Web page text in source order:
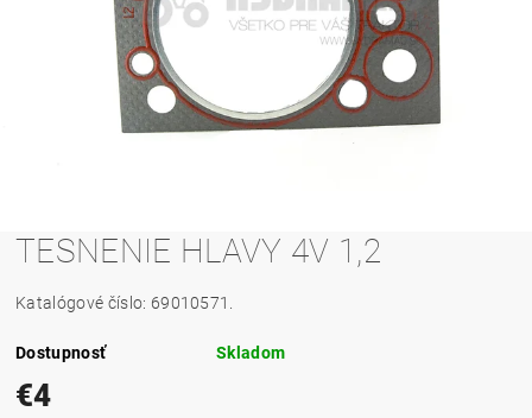
TESNENIE HLAVY 4V 1,2
Katalógové číslo: 69010571.
Dostupnosť Skladom
€4